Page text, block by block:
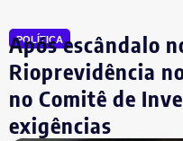
própria do ex-governador
desistiu da disputa para
Garotinho.
Com informações de
POLÍTICA
Após escândalo
Rioprevidência
no Comitê de
exigências